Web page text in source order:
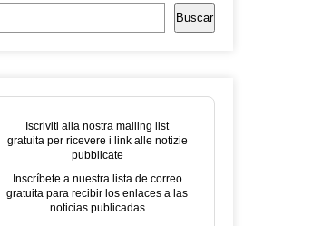
Buscar
Iscriviti alla nostra mailing list
gratuita per ricevere i link alle notizie
pubblicate
Inscríbete a nuestra lista de correo
gratuita para recibir los enlaces a las
noticias publicadas